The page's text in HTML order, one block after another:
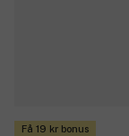
Få 19 kr bonus